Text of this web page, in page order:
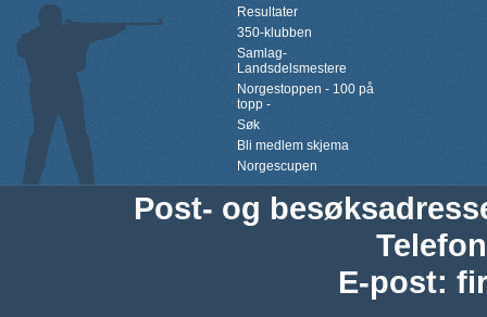
Resultater
350-klubben
Samlag-
Landsdelsmestere
Norgestoppen - 100 på
topp -
Søk
Bli medlem skjema
Norgescupen
Post- og
Telefon
E-post: